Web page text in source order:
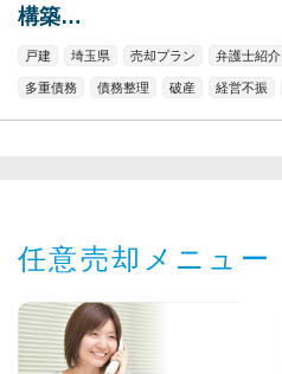
構築…
戸建 埼玉県 売却プラン 弁護士紹介
多重債務 債務整理 破産 経営不振
任意売却メニュー